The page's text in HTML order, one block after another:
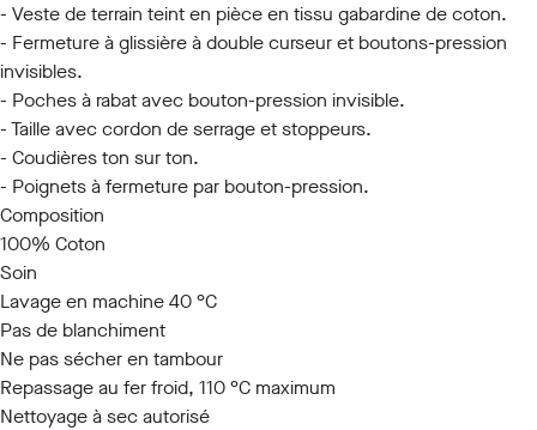
- Veste de terrain teint en pièce en tissu gabardine de coton.
- Fermeture à glissière à double curseur et boutons-pression
invisibles.
- Poches à rabat avec bouton-pression invisible.
- Taille avec cordon de serrage et stoppeurs.
- Coudières ton sur ton.
- Poignets à fermeture par bouton-pression.
Composition
100% Coton
Soin
Lavage en machine 40 °C
Pas de blanchiment
Ne pas sécher en tambour
Repassage au fer froid, 110 °C maximum
Nettoyage à sec autorisé